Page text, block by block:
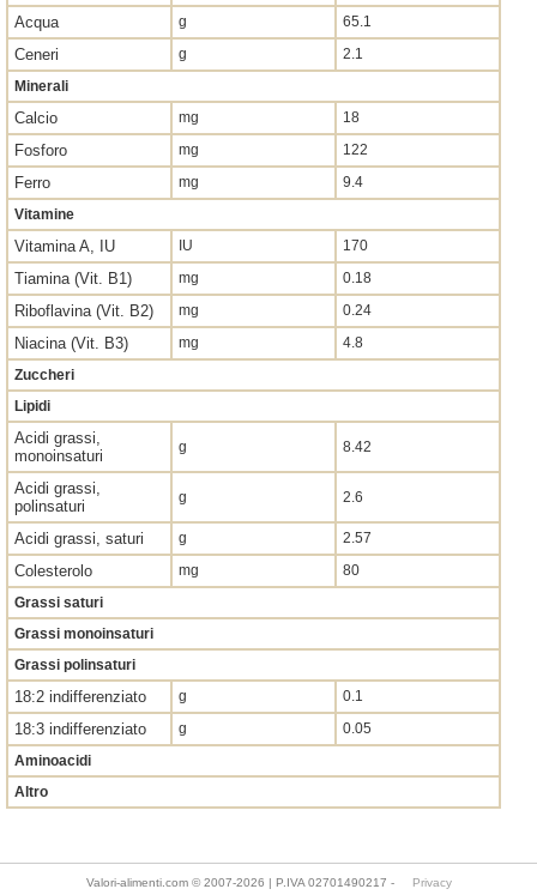
Acqua g 65.1
Ceneri g
2.1
Minerali
Calcio mg 18
Fosforo mg 122
Ferro mg
9.4
Vitamine
Vitamina A, IU IU 170
Tiamina (Vit. B1) mg 0.18
Riboflavina (Vit. B2) mg 0.24
Niacina (Vit. B3) mg
4.8
Zuccheri
Lipidi
Acidi grassi,
monoinsaturi
g 8.42
Acidi grassi,
polinsaturi
g 2.6
Acidi grassi, saturi g 2.57
Colesterolo mg
80
Grassi saturi
Grassi monoinsaturi
Grassi polinsaturi
18:2 indifferenziato g 0.1
18:3 indifferenziato g
0.05
Aminoacidi
Altro
Valori-alimenti.com © 2007-2026 | P.IVA 02701490217 - Privacy